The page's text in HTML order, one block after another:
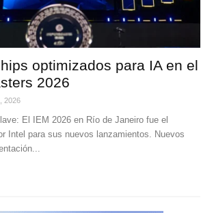
optimizados para IA en el
2026
2026
El IEM 2026 en Río de Janeiro fue el
Intel para sus nuevos lanzamientos. Nuevos